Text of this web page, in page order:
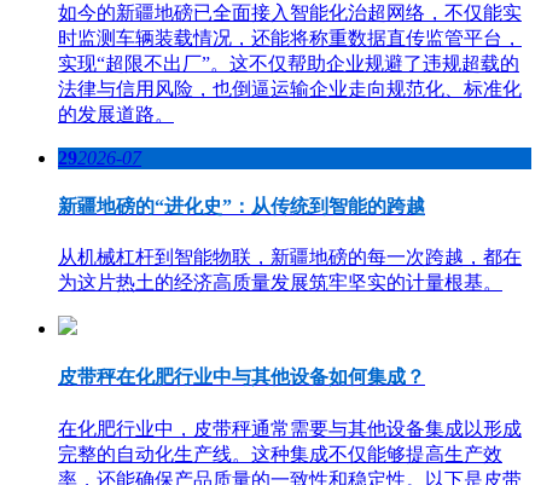
如今的新疆地磅已全面接入智能化治超网络，不仅能实
时监测车辆装载情况，还能将称重数据直传监管平台，
实现“超限不出厂”。这不仅帮助企业规避了违规超载的
法律与信用风险，也倒逼运输企业走向规范化、标准化
的发展道路。
292026-07
新疆地磅的“进化史”：从传统到智能的跨越
从机械杠杆到智能物联，新疆地磅的每一次跨越，都在
为这片热土的经济高质量发展筑牢坚实的计量根基。
皮带秤在化肥行业中与其他设备如何集成？
在化肥行业中，皮带秤通常需要与其他设备集成以形成
完整的自动化生产线。这种集成不仅能够提高生产效
率，还能确保产品质量的一致性和稳定性。以下是皮带